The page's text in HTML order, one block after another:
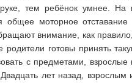
тем ребёнок умнее.
общее моторное
внимание, как
готовы принять
с предметами,
лет назад,